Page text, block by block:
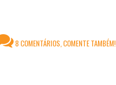
8 COMENTÁRIOS, COMENTE TAMBÉM!